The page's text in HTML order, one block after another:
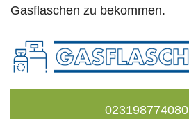
Gasflaschen zu bekommen.
023198774080